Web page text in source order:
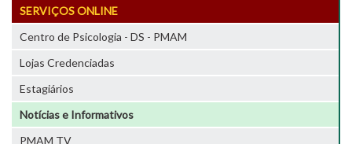
SERVIÇOS ONLINE
Centro de Psicologia - DS - PMAM
Lojas Credenciadas
Estagiários
Notícias e Informativos
PMAM TV